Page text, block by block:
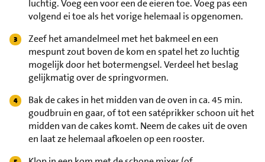
luchtig. Voeg een voor een de eieren toe. Voeg pas een
volgend ei toe als het vorige helemaal is opgenomen.
Zeef het amandelmeel met het bakmeel en een
mespunt zout boven de kom en spatel het zo luchtig
mogelijk door het botermengsel. Verdeel het beslag
gelijkmatig over de springvormen.
Bak de cakes in het midden van de oven in ca. 45 min.
goudbruin en gaar, of tot een satéprikker schoon uit het
midden van de cakes komt. Neem de cakes uit de oven
en laat ze helemaal afkoelen op een rooster.